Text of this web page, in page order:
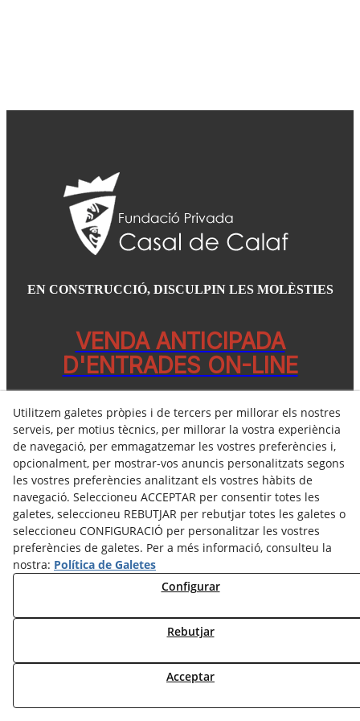
EN CONSTRUCCIÓ, DISCULPIN LES MOLÈSTIES
VENDA ANTICIPADA
D'ENTRADES ON-LINE
info@casaldecalaf.cat
Utilitzem galetes pròpies i de tercers per millorar els nostres
serveis, per motius tècnics, per millorar la vostra experiència
de navegació, per emmagatzemar les vostres preferències i,
opcionalment, per mostrar-vos anuncis personalitzats segons
les vostres preferències analitzant els vostres hàbits de
navegació. Seleccioneu ACCEPTAR per consentir totes les
galetes, seleccioneu REBUTJAR per rebutjar totes les galetes o
seleccioneu CONFIGURACIÓ per personalitzar les vostres
preferències de galetes. Per a més informació, consulteu la
nostra: Política de Galetes
Configurar
Rebutjar
Acceptar